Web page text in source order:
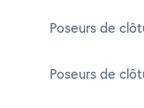
Poseurs de
Poseurs de